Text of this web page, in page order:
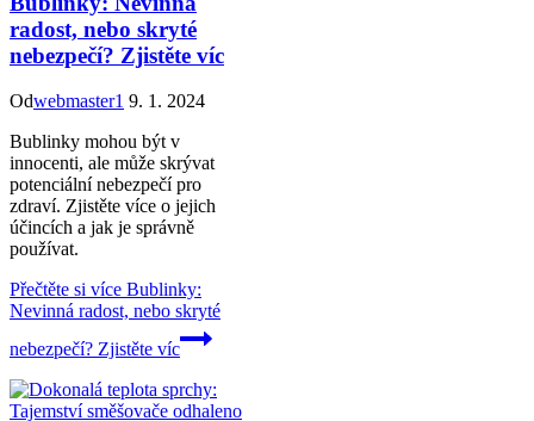
radost, nebo skryté
nebezpečí? Zjistěte víc
Odwebmaster1 9. 1. 2024
Bublinky mohou být v
innocenti, ale může skrývat
potenciální nebezpečí pro
zdraví. Zjistěte více o jejich
účincích a jak je správně
používat.
Přečtěte si více Bublinky:
Nevinná radost, nebo skryté
nebezpečí? Zjistěte víc